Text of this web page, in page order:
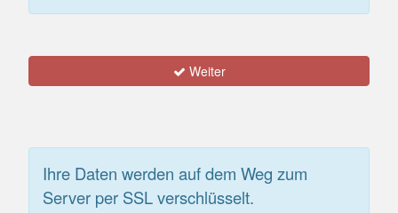
Weiter
Ihre Daten werden auf dem Weg zum
Server per SSL verschlüsselt.